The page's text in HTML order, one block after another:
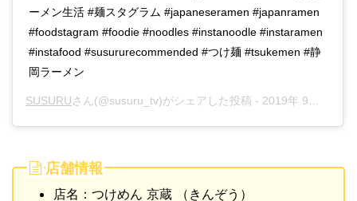
ーメン生活 #麺スタグラム #japaneseramen #japanramen
#foodstagram #foodie #noodles #instanoodle #instaramen
#instafood #susururecommended #つけ麺 #tsukemen #静
岡ラーメン
SUSURUさん(@susuru_tv)がシェアした投稿 - 2019年 9月月17日午前1時19分PDT
店舗情報
店名：つけめん 京蔵 （きんぞう）